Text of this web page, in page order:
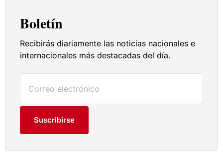
Boletín
Recibirás diariamente las noticias nacionales e
internacionales más destacadas del día.
Suscribirse